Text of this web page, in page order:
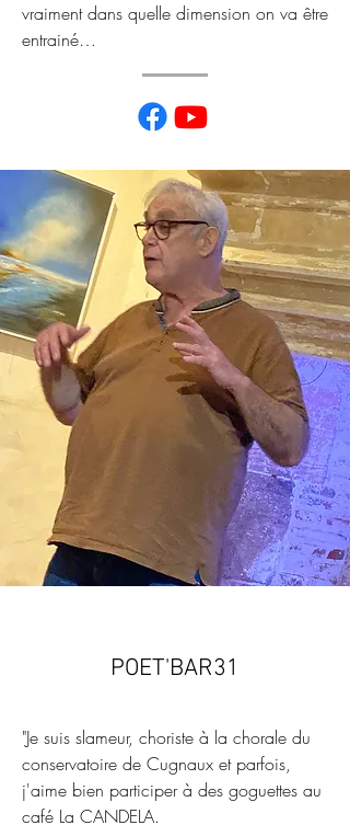
vraiment dans quelle dimension on va être
entrainé…
POET'BAR31
"Je suis slameur, choriste à la chorale du
conservatoire de Cugnaux et parfois,
j'aime bien participer à des goguettes au
café La CANDELA.